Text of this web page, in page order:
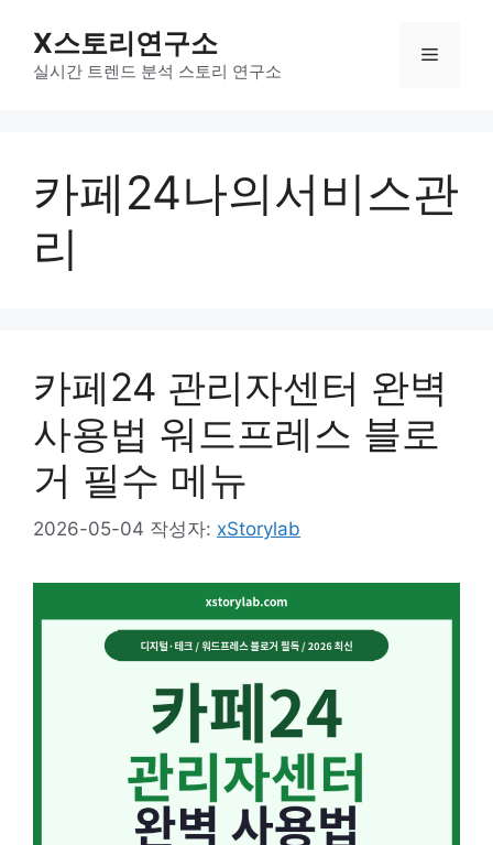
X스토리연구소
실시간 트렌드 분석 스토리 연구소
메
카페24나의서비스관
리
카페24 관리자센터 완벽
사용법 워드프레스 블로
거 필수 메뉴
2026-05-04 작성자: xStorylab